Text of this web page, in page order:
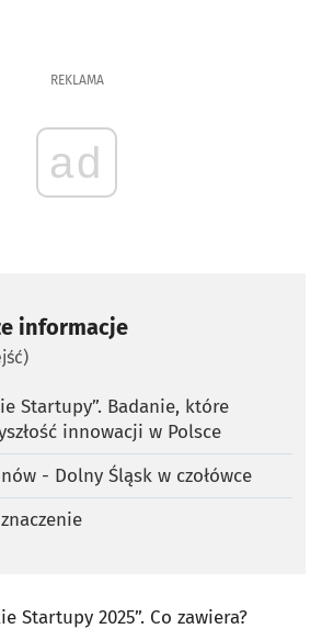
REKLAMA
ad
informacje
Startupy”. Badanie, które
innowacji w Polsce
- Dolny Śląsk w czołówce
Startupy 2025”. Co zawiera?